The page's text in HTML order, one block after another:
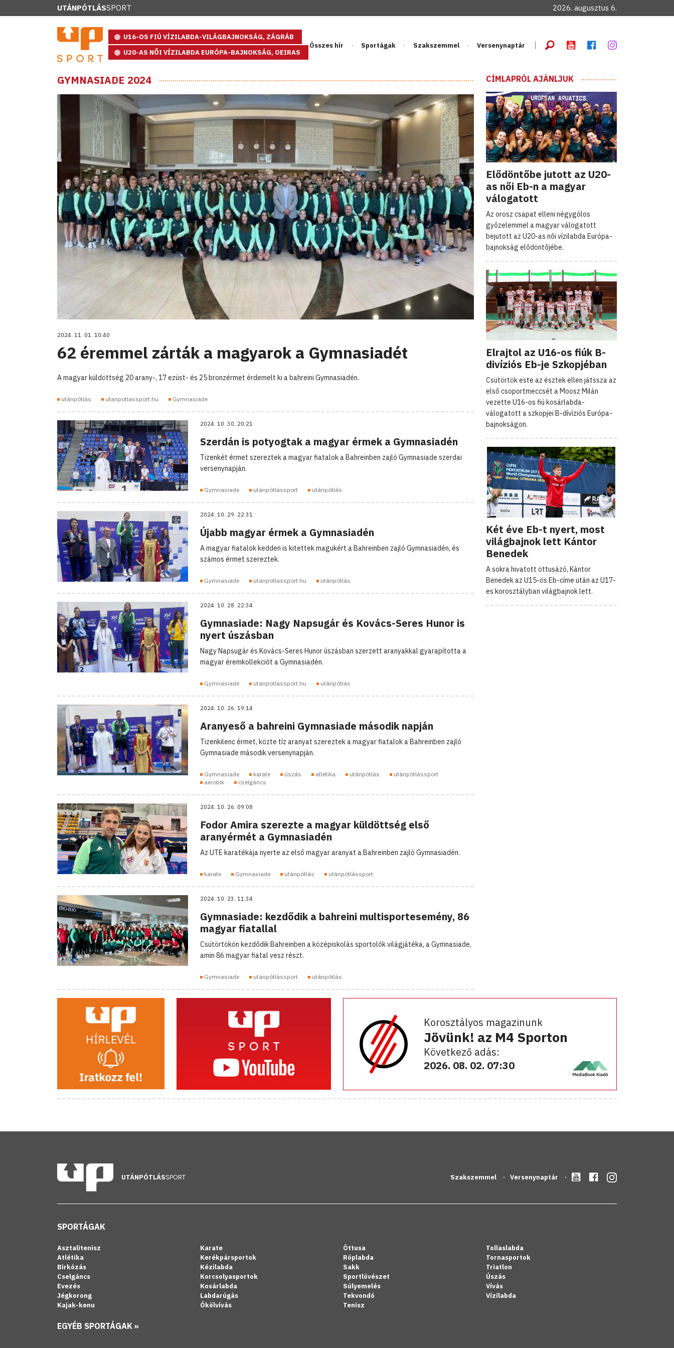
UTÁNPÓTLÁSSPORT 2026. augusztus 6.
U16-OS FIÚ VÍZILABDA-VILÁGBAJNOKSÁG, ZÁGRÁB
U20-AS NŐI VÍZILABDA EURÓPA-BAJNOKSÁG, OEIRAS
Összes hír Sportágak Szakszemmel Versenynaptár
GYMNASIADE 2024
2024. 11. 01. 10:40
62 éremmel zárták a magyarok a Gymnasiadét
A magyar küldöttség 20 arany-, 17 ezüst- és 25 bronzérmet érdemelt ki a bahreini Gymnasiadén.
utánpótlás utanpotlassport.hu Gymnasiade
2024. 10. 30. 20:21
Szerdán is potyogtak a magyar érmek a Gymnasiadén
Tizenkét érmet szereztek a magyar fiatalok a Bahreinben zajló Gymnasiade szerdai
versenynapján.
Gymnasiade utánpótlássport utánpótlás
2024. 10. 29. 22:31
Újabb magyar érmek a Gymnasiadén
A magyar fiatalok kedden is kitettek magukért a Bahreinben zajló Gymnasiadén, és
számos érmet szereztek.
Gymnasiade utanpotlassport.hu utánpótlás
2024. 10. 28. 22:34
Gymnasiade: Nagy Napsugár és Kovács-Seres Hunor is
nyert úszásban
Nagy Napsugár és Kovács-Seres Hunor úszásban szerzett aranyakkal gyarapította a
magyar éremkollekciót a Gymnasiadén.
Gymnasiade utanpotlassport.hu utánpótlás
2024. 10. 26. 19:14
Aranyeső a bahreini Gymnasiade második napján
Tizenkilenc érmet, közte tíz aranyat szereztek a magyar fiatalok a Bahreinben zajló
Gymnasiade második versenynapján.
Gymnasiade karate úszás atlétika utánpótlás
utánpótlássport
aerobik
cselgáncs
2024. 10. 26. 09:08
Fodor Amira szerezte a magyar küldöttség első
aranyérmét a Gymnasiadén
Az UTE karatékája nyerte az első magyar aranyat a Bahreinben zajló Gymnasiadén.
karate Gymnasiade utánpótlás utánpótlássport
2024. 10. 23. 11:34
Gymnasiade: kezdődik a bahreini multisportesemény, 86
magyar fiatallal
Csütörtökön kezdődik Bahreinben a középiskolás sportolók világjátéka, a Gymnasiade,
amin 86 magyar fiatal vesz részt.
Gymnasiade utánpótlássport utánpótlás
CÍMLAPRÓL AJÁNLJUK
Elődöntőbe jutott az U20-
as női Eb-n a magyar
válogatott
Az orosz csapat elleni négygólos
győzelemmel a magyar válogatott
bejutott az U20-as női vízilabda Európa-
bajnokság elődöntőjébe.
Elrajtol az U16-os fiúk B-
divíziós Eb-je Szkopjéban
Csütörtök este az észtek ellen játssza az
első csoportmeccsét a Moosz Milán
vezette U16-os fiú kosárlabda-
válogatott a szkopjei B-dívíziós Európa-
bajnokságon.
Két éve Eb-t nyert, most
világbajnok lett Kántor
Benedek
A sokra hivatott öttusázó, Kántor
Benedek az U15-ös Eb-címe után az U17-
es korosztályban világbajnok lett.
Korosztályos magazinunk
Jövünk! az M4 Sporton
Következő adás:
2026. 08. 02. 07:30
UTÁNPÓTLÁSSPORT Szakszemmel Versenynaptár
SPORTÁGAK
Asztalitenisz
Atlétika
Birkózás
Cselgáncs
Evezés
Jégkorong
Kajak-kenu
Karate
Kerékpársportok
Kézilabda
Korcsolyasportok
Kosárlabda
Labdarúgás
Ökölvívás
Öttusa
Röplabda
Sakk
Sportlövészet
Súlyemelés
Tekvondó
Tenisz
Tollaslabda
Tornasportok
Triatlon
Úszás
Vívás
Vízilabda
EGYÉB SPORTÁGAK »